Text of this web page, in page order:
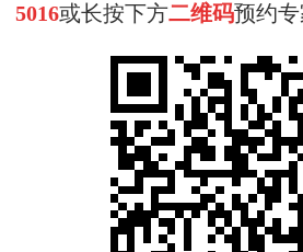
5016或长按下方二维码预约专